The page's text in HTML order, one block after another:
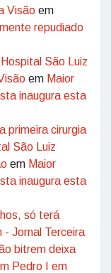
Visão em
repudiado
São Luiz
em Maior
inaugura esta
primeira cirurgia
São Luiz
em Maior
inaugura esta
só terá
- Jornal Terceira
bitrem deixa
Pedro I em